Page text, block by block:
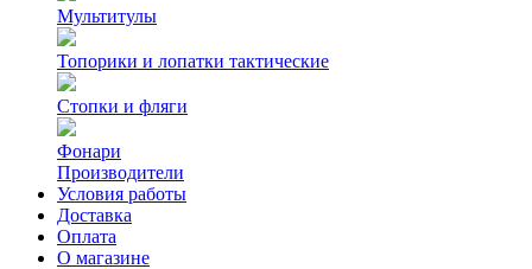
Мультитулы
Топорики и лопатки тактические
Стопки и фляги
Фонари
Производители
Условия работы
Доставка
Оплата
О магазине